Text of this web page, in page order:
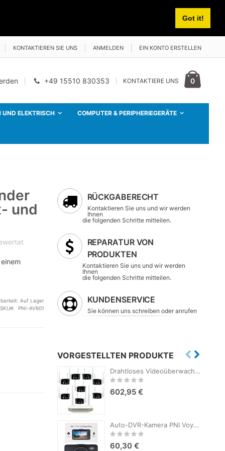
Got it!
KONTAKTIEREN SIE UNS ANMELDEN EIN KONTO ERSTELLEN
0Artikel
+49 15510 830353 KONTAKTIERE UNS
UND ELEKTRISCH COMPUTER & PERIPHERIEGERÄTE
und
Auf Lager
SKU
PNI-AV601
RÜCKGABERECHT
Kontaktieren Sie uns und wir werden
Ihnen
die folgenden Schritte mitteilen.
REPARATUR VON
PRODUKTEN
Kontaktieren Sie uns und wir werden
Ihnen
die folgenden Schritte mitteilen.
KUNDENSERVICE
Sie können uns schreiben oder anrufen
VORGESTELLTEN PRODUKTE
Drahtloses Videoüberwachungsset PNI House WiFi800 NVR und 8 Kameras PNI IP590 2 x 2 MP
Rating:
602,95 €
Auto-DVR-Kamera PNI Voyager S1700 4K UHD, 3-Zoll-Bildschirm, zyklische Aufzeichnung, Parküberwachung, Bewegungserkennung, 12V/24V-Stromversorgung
Rating:
60,30 €